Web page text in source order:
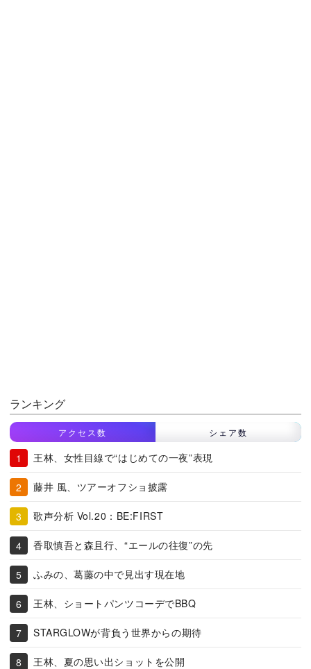
ランキング
アクセス数 シェア数
王林、女性目線で“はじめての一夜”表現
藤井 風、ツアーオフショ披露
歌声分析 Vol.20：BE:FIRST
香取慎吾と森且行、“エールの往復”の先
ふみの、葛藤の中で見出す現在地
王林、ショートパンツコーデでBBQ
STARGLOWが背負う世界からの期待
王林、夏の思い出ショットを公開